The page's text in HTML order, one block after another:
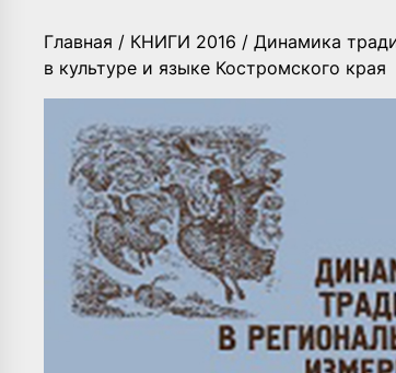
Главная / КНИГИ 2016 / Динамика
в культуре и языке Костромского края